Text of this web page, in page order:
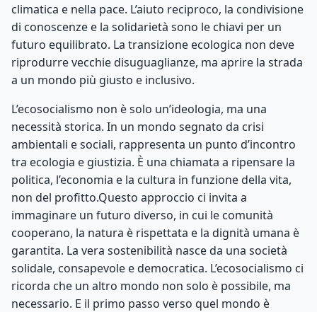
climatica e nella pace. L’aiuto reciproco, la condivisione
di conoscenze e la solidarietà sono le chiavi per un
futuro equilibrato. La transizione ecologica non deve
riprodurre vecchie disuguaglianze, ma aprire la strada
a un mondo più giusto e inclusivo.
L’ecosocialismo non è solo un’ideologia, ma una
necessità storica. In un mondo segnato da crisi
ambientali e sociali, rappresenta un punto d’incontro
tra ecologia e giustizia. È una chiamata a ripensare la
politica, l’economia e la cultura in funzione della vita,
non del profitto.Questo approccio ci invita a
immaginare un futuro diverso, in cui le comunità
cooperano, la natura è rispettata e la dignità umana è
garantita. La vera sostenibilità nasce da una società
solidale, consapevole e democratica. L’ecosocialismo ci
ricorda che un altro mondo non solo è possibile, ma
necessario. E il primo passo verso quel mondo è